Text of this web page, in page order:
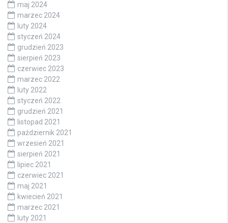
maj 2024
marzec 2024
luty 2024
styczeń 2024
grudzień 2023
sierpień 2023
czerwiec 2023
marzec 2022
luty 2022
styczeń 2022
grudzień 2021
listopad 2021
październik 2021
wrzesień 2021
sierpień 2021
lipiec 2021
czerwiec 2021
maj 2021
kwiecień 2021
marzec 2021
luty 2021